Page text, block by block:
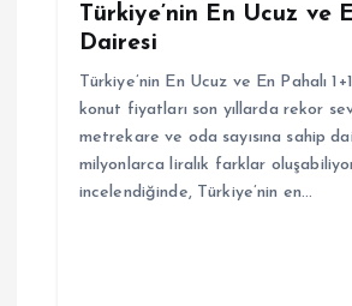
Türkiye’nin En Ucuz ve
Dairesi
Türkiye’nin En Ucuz ve En Pahalı
konut fiyatları son yıllarda rekor
metrekare ve oda sayısına sahip
milyonlarca liralık farklar
incelendiğinde, Türkiye’nin en…